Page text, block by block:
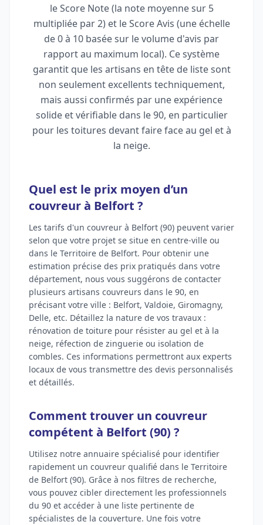
le Score Note (la note moyenne sur 5
multipliée par 2) et le Score Avis (une échelle
de 0 à 10 basée sur le volume d'avis par
rapport au maximum local). Ce système
garantit que les artisans en tête de liste sont
non seulement excellents techniquement,
mais aussi confirmés par une expérience
solide et vérifiable dans le 90, en particulier
pour les toitures devant faire face au gel et à
la neige.
Quel est le prix moyen d’un
couvreur à Belfort ?
Les tarifs d'un couvreur à Belfort (90) peuvent varier
selon que votre projet se situe en centre-ville ou
dans le Territoire de Belfort. Pour obtenir une
estimation précise des prix pratiqués dans votre
département, nous vous suggérons de contacter
plusieurs artisans couvreurs dans le 90, en
précisant votre ville : Belfort, Valdoie, Giromagny,
Delle, etc. Détaillez la nature de vos travaux :
rénovation de toiture pour résister au gel et à la
neige, réfection de zinguerie ou isolation de
combles. Ces informations permettront aux experts
locaux de vous transmettre des devis personnalisés
et détaillés.
Comment trouver un couvreur
compétent à Belfort (90) ?
Utilisez notre annuaire spécialisé pour identifier
rapidement un couvreur qualifié dans le Territoire
de Belfort (90). Grâce à nos filtres de recherche,
vous pouvez cibler directement les professionnels
du 90 et accéder à une liste pertinente de
spécialistes de la couverture. Une fois votre